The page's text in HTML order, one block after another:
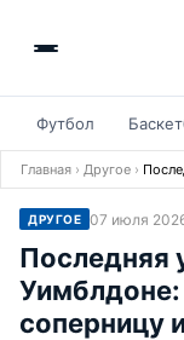
Футбол
Главная › Другое ›
ДРУГОЕ 07 июля
Последняя
Уимблдоне:
соперницу